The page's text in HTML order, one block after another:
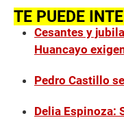
TE PUEDE
Cesantes y
Huancayo
Pedro Castillo
Delia Espinoza: